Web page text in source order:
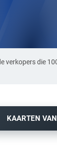
verkopers die
KAARTEN